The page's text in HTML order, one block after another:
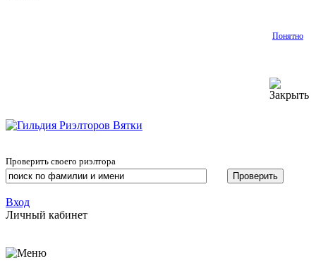
Понятно
Проверить своего риэлтора
Вход
Личный кабинет